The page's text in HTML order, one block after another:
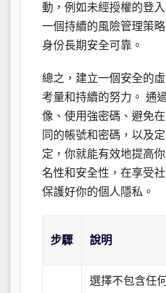
動，例如未經授權的登
一個持續的風險管理策
身份長期安全可靠。
總之，建立一個安全的
考量和持續的努力。 通
像、使用強密碼、避免
同的帳號和密碼，以及
定，你就能有效地提高
名性和安全性，在享受
保護好你的個人隱私。
步驟 說明
選擇不包含任